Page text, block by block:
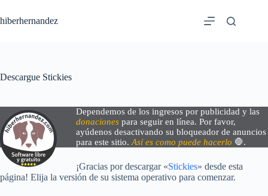
al
contenido
hiberhernandez
Descargue Stickies
Dependemos de los ingresos por publicidad y las
donaciones para seguir en línea. Por favor,
ayúdenos desactivando su bloqueador de anuncios
para este sitio. Así es como puede hacerlo 🛑.
¡Gracias por descargar «Stickies» desde esta
página! Elija la versión de su sistema operativo para comenzar.